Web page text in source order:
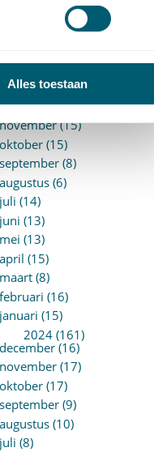
Alles toestaan
2025 (153)
(15)
(15)
oktober (15)
september (8)
augustus (6)
juli (14)
juni (13)
mei (13)
april (15)
maart (8)
februari (16)
januari (15)
2024 (161)
december (16)
november (17)
oktober (17)
september (9)
augustus (10)
juli (8)